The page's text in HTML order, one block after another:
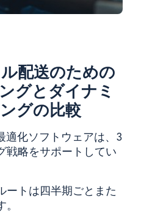
配送のための
グとダイナミ
グの比較
適化ソフトウェアは、3
戦略をサポートしてい
ートは四半期ごとまた